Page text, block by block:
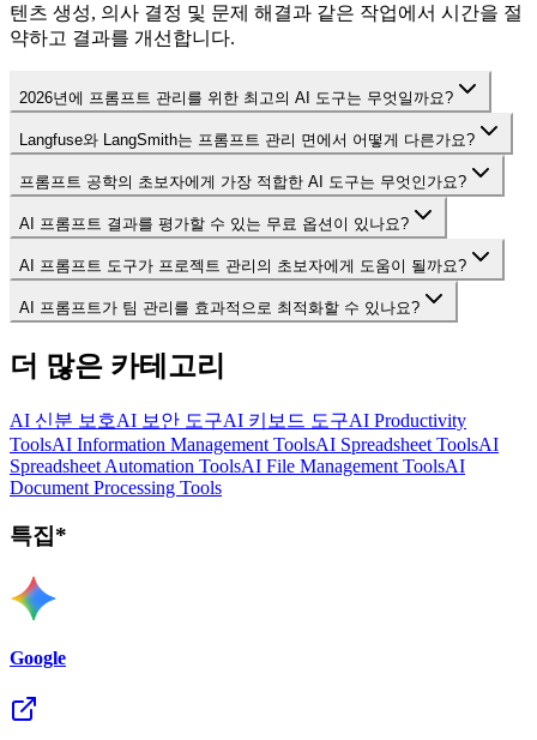
텐츠 생성, 의사 결정 및 문제 해결과 같은 작업에서 시간을 절
약하고 결과를 개선합니다.
2026년에 프롬프트 관리를 위한 최고의 AI 도구는 무엇일까요?
Langfuse와 LangSmith는 프롬프트 관리 면에서 어떻게 다른가요?
프롬프트 공학의 초보자에게 가장 적합한 AI 도구는 무엇인가요?
AI 프롬프트 결과를 평가할 수 있는 무료 옵션이 있나요?
AI 프롬프트 도구가 프로젝트 관리의 초보자에게 도움이 될까요?
AI 프롬프트가 팀 관리를 효과적으로 최적화할 수 있나요?
더 많은 카테고리
AI 신분 보호AI 보안 도구AI 키보드 도구AI Productivity
ToolsAI Information Management ToolsAI Spreadsheet ToolsAI
Spreadsheet Automation ToolsAI File Management ToolsAI
Document Processing Tools
특집*
Google